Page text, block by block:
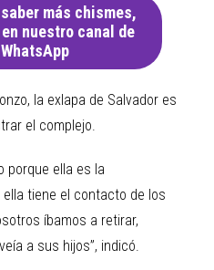
más chismes,
nuestro canal de
WhatsApp
la exlapa de Salvador es
el complejo.
porque ella es la
tiene el contacto de los
íbamos a retirar,
a sus hijos”, indicó.